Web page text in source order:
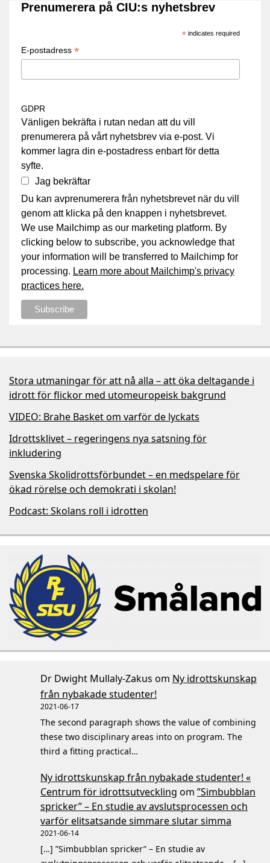
Prenumerera på CIU:s nyhetsbrev
*indicates required
E-postadress *
GDPR
Vänligen bekräfta i rutan nedan att du vill
prenumerera på vårt nyhetsbrev via e-post. Vi
kommer lagra din e-postadress enbart för detta
syfte.
Jag bekräftar
Du kan avprenumerera från nyhetsbrevet när du vill
genom att klicka på den knappen i nyhetsbrevet.
We use Mailchimp as our marketing platform. By
clicking below to subscribe, you acknowledge that
your information will be transferred to Mailchimp for
processing. Learn more about Mailchimp's privacy
practices here.
Stora utmaningar för att nå alla – att öka deltagande i
idrott för flickor med utomeuropeisk bakgrund
VIDEO: Brahe Basket om varför de lyckats
Idrottsklivet – regeringens nya satsning för
inkludering
Svenska Skolidrottsförbundet – en medspelare för
ökad rörelse och demokrati i skolan!
Podcast: Skolans roll i idrotten
Dr Dwight Mullaly-Zakus om Ny idrottskunskap
från nybakade studenter!
2021-06-17
The second paragraph shows the value of combining
these two disciplinary areas into on program. The
third a fitting practical…
Ny idrottskunskap från nybakade studenter! «
Centrum för idrottsutveckling om ”Simbubblan
spricker” – En studie av avslutsprocessen och
varför elitsatsande simmare slutar simma
2021-06-14
[…] ”Simbubblan spricker” – En studie av